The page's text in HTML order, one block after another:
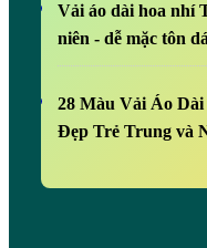
Vải áo dài hoa nhí
niên - dễ mặc tôn
28 Màu Vải Áo
Đẹp Trẻ Trung và